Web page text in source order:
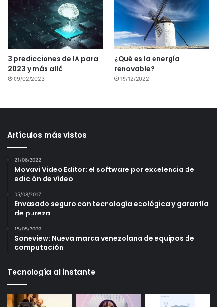
3 predicciones de IA para
2023 y más allá
09/02/2023
¿Qué es la energía
renovable?
19/12/2022
Artículos más vistos
21/06/2022
Movavi Video Editor: el software por excelencia de
edición de vídeo
05/08/2017
Envasado seguro con tecnología ecológica y garantía
de pureza
15/05/2009
Soneview: Nueva marca venezolana de equipos de
computación
Tecnología al instante